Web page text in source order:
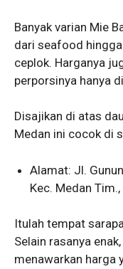
Banyak varian Mie
dari seafood
ceplok. Harganya
perporsinya hanya
Disajikan di atas
Medan ini cocok di
Alamat: Jl.
Kec. Medan
Itulah tempat
Selain rasanya
menawarkan harga